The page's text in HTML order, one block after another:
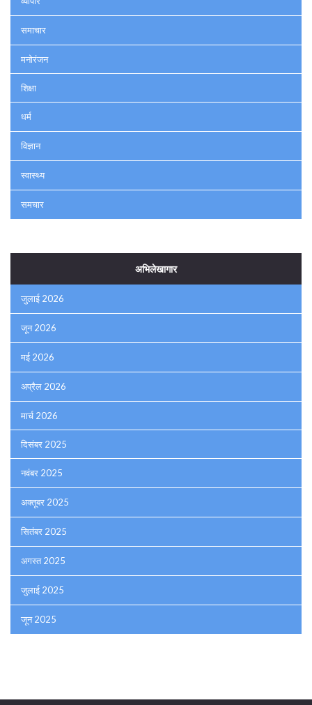
समाचार
मनोरंजन
शिक्षा
धर्म
विज्ञान
स्वास्थ्य
समचार
अभिलेखागार
जुलाई 2026
जून 2026
मई 2026
अप्रैल 2026
मार्च 2026
दिसंबर 2025
नवंबर 2025
अक्तूबर 2025
सितंबर 2025
अगस्त 2025
जुलाई 2025
जून 2025